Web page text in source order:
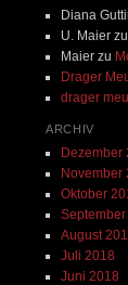
Diana
U. Maierzu
Maierzu
Drager
drager
ARCHIV
Dezember
November
Oktober
August
Juli 2018
Juni 2018